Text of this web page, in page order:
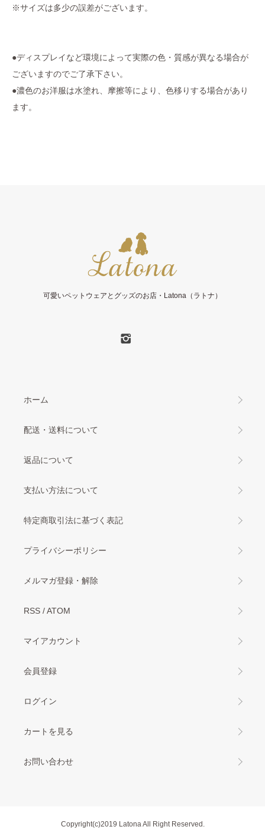
※サイズは多少の誤差がございます。
●ディスプレイなど環境によって実際の色・質感が異なる場合が
ございますのでご了承下さい。
●濃色のお洋服は水塗れ、摩擦等により、色移りする場合があり
ます。
可愛いペットウェアとグッズのお店・Latona（ラトナ）
ホーム
配送・送料について
返品について
支払い方法について
特定商取引法に基づく表記
プライバシーポリシー
メルマガ登録・解除
RSS /ATOM
マイアカウント
会員登録
ログイン
カートを見る
お問い合わせ
Copyright(c)2019 Latona All Right Reserved.